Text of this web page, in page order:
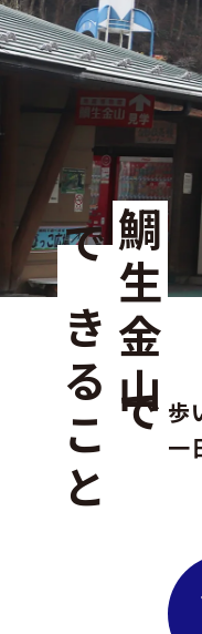
鯛生金山で
できること
歩
一